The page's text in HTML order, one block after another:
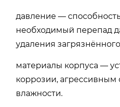
давление —
необходимый перепад
удаления
материалы корпуса —
коррозии, агрессивным
влажности.